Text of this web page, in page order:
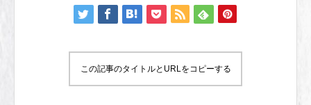
この記事のタイトルとURLをコピーする